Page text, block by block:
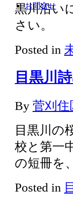
お問合せ
黒川沿い
さい。
Posted in
目黒川
By 菅刈住
目黒川の
校と第一
の短冊を
Posted in